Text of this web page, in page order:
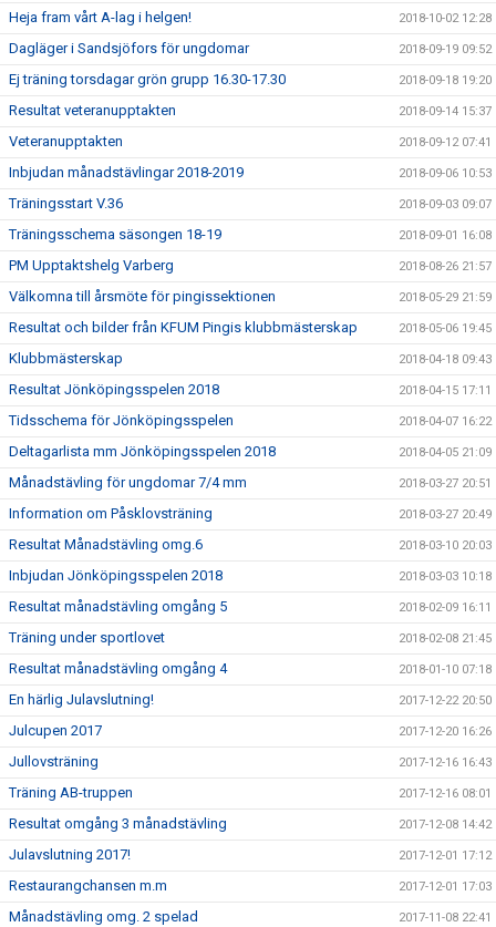
Heja fram vårt A-lag i helgen! 2018-10-02 12:28
Dagläger i Sandsjöfors för ungdomar 2018-09-19 09:52
Ej träning torsdagar grön grupp 16.30-17.30 2018-09-18 19:20
Resultat veteranupptakten 2018-09-14 15:37
Veteranupptakten 2018-09-12 07:41
Inbjudan månadstävlingar 2018-2019 2018-09-06 10:53
Träningsstart V.36 2018-09-03 09:07
Träningsschema säsongen 18-19 2018-09-01 16:08
PM Upptaktshelg Varberg 2018-08-26 21:57
Välkomna till årsmöte för pingissektionen 2018-05-29 21:59
Resultat och bilder från KFUM Pingis klubbmästerskap 2018-05-06 19:45
Klubbmästerskap 2018-04-18 09:43
Resultat Jönköpingsspelen 2018 2018-04-15 17:11
Tidsschema för Jönköpingsspelen 2018-04-07 16:22
Deltagarlista mm Jönköpingsspelen 2018 2018-04-05 21:09
Månadstävling för ungdomar 7/4 mm 2018-03-27 20:51
Information om Påsklovsträning 2018-03-27 20:49
Resultat Månadstävling omg.6 2018-03-10 20:03
Inbjudan Jönköpingsspelen 2018 2018-03-03 10:18
Resultat månadstävling omgång 5 2018-02-09 16:11
Träning under sportlovet 2018-02-08 21:45
Resultat månadstävling omgång 4 2018-01-10 07:18
En härlig Julavslutning! 2017-12-22 20:50
Julcupen 2017 2017-12-20 16:26
Jullovsträning 2017-12-16 16:43
Träning AB-truppen 2017-12-16 08:01
Resultat omgång 3 månadstävling 2017-12-08 14:42
Julavslutning 2017! 2017-12-01 17:12
Restaurangchansen m.m 2017-12-01 17:03
Månadstävling omg. 2 spelad 2017-11-08 22:41